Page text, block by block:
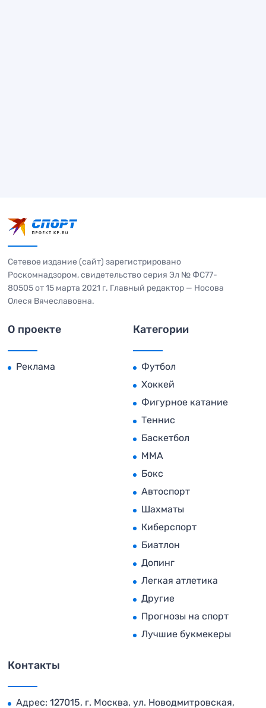
Сетевое издание (сайт) зарегистрировано
Роскомнадзором, свидетельство серия Эл № ФС77-
80505 от 15 марта 2021 г. Главный редактор — Носова
Олеся Вячеславовна.
О проекте
Реклама
Категории
Футбол
Хоккей
Фигурное катание
Теннис
Баскетбол
MMA
Бокс
Автоспорт
Шахматы
Киберспорт
Биатлон
Допинг
Легкая атлетика
Другие
Прогнозы на спорт
Лучшие букмекеры
Контакты
Адрес: 127015, г. Москва, ул. Новодмитровская,